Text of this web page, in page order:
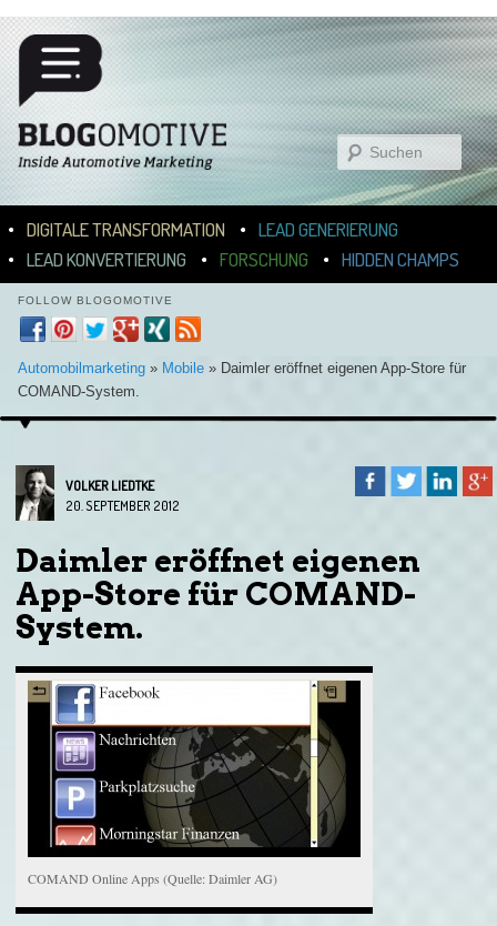
Suchen
ZUM INHALT WECHSELN
ZUM SEKUNDÄREN INHALT WECHSELN
DIGITALE TRANSFORMATION
LEAD GENERIERUNG
LEAD KONVERTIERUNG
FORSCHUNG HIDDEN CHAMPS
FOLLOW BLOGOMOTIVE
Automobilmarketing » Mobile » Daimler eröffnet eigenen App-Store für
COMAND-System.
VOLKER LIEDTKE
20. SEPTEMBER 2012
Daimler eröffnet eigenen
App-Store für COMAND-
System.
COMAND Online Apps (Quelle: Daimler AG)